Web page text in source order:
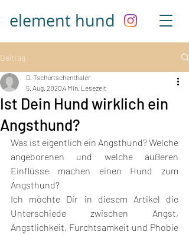
element hund
Beitrag
Ist Dein Hund wirklich ein
Angsthund?
D. Tschurtschenthaler
5. Aug. 20204 Min. Lesezeit
Was ist eigentlich ein Angsthund? Welche
angeborenen und welche äußeren
Einflüsse machen einen Hund zum
Angsthund?
Ich möchte Dir in diesem Artikel die
Unterschiede zwischen Angst,
Ängstlichkeit, Furchtsamkeit und Phobie